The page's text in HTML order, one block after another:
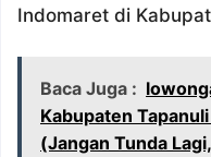
Indomaret di
Baca Juga :
Kabupaten
(Jangan Tunda